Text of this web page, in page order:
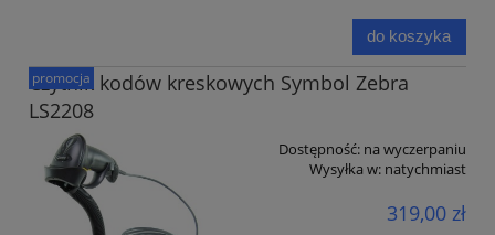
do koszyka
Czytnik kodów kreskowych Symbol Zebra
LS2208
Dostępność: na wyczerpaniu
Wysyłka w: natychmiast
319,00 zł
promocja